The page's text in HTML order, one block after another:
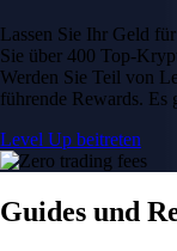
Lassen Sie Ihr Geld
Sie über 400 Top-
Werden Sie Teil von
führende Rewards.
Level Up beitreten
Guides und